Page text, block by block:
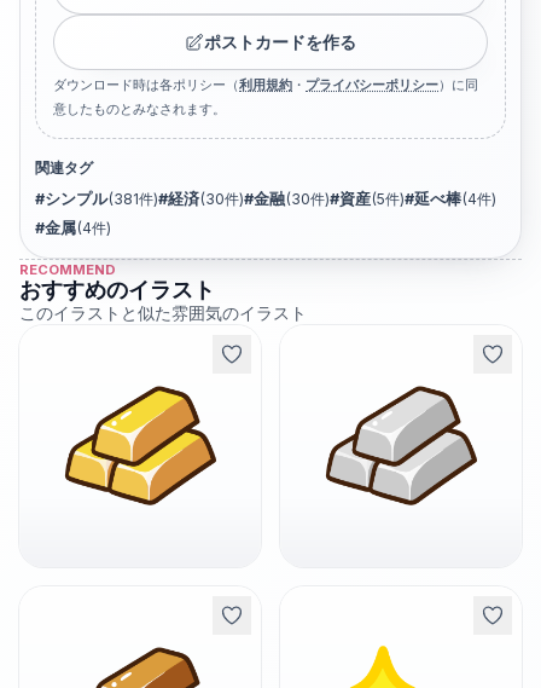
ポストカードを作る
ダウンロード時は各ポリシー（利用規約 ・ プライバシーポリシー）に同
意したものとみなされます。
関連タグ
#シンプル(381件)#経済(30件)#金融(30件)#資産(5件)#延べ棒(4件)
#金属(4件)
RECOMMEND
おすすめのイラスト
このイラストと似た雰囲気のイラスト